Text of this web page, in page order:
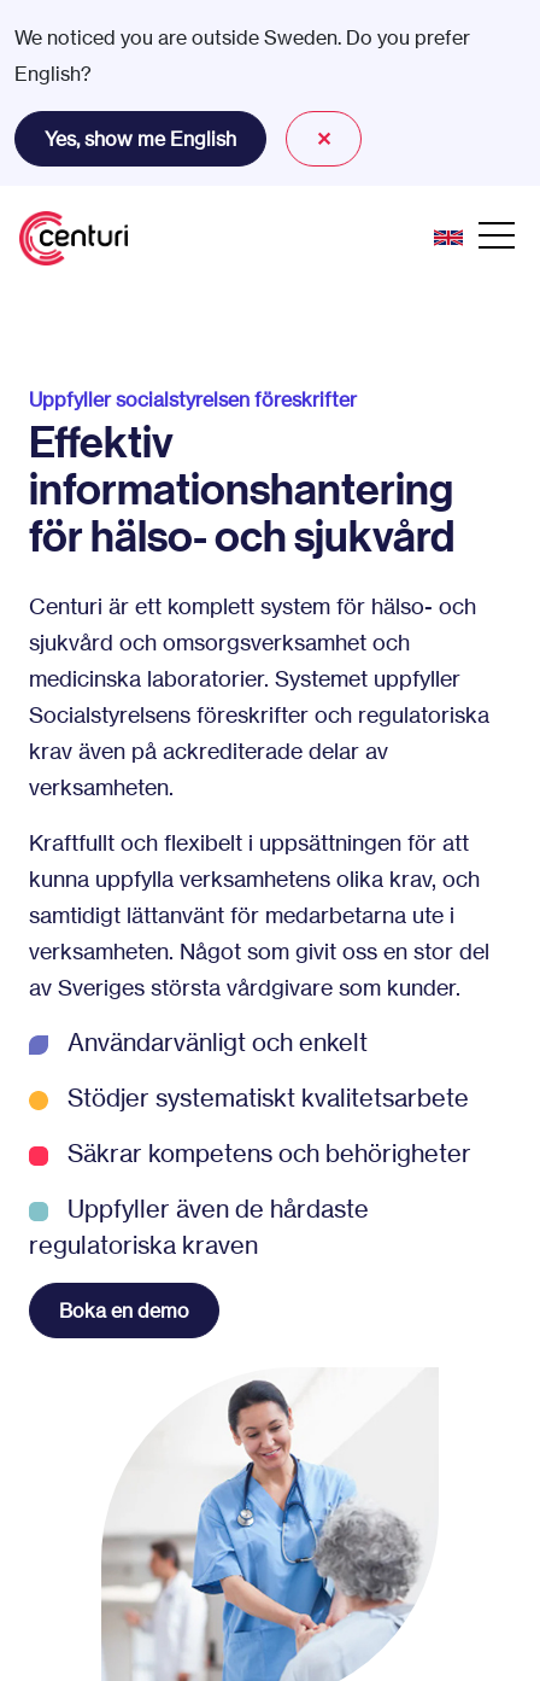
We noticed you are outside Sweden. Do you prefer
English?
Yes, show me English ✕
Uppfyller socialstyrelsen föreskrifter
Effektiv
informationshantering
för hälso- och sjukvård
Centuri är ett komplett system för hälso- och
sjukvård och omsorgsverksamhet och
medicinska laboratorier. Systemet uppfyller
Socialstyrelsens föreskrifter och regulatoriska
krav även på ackrediterade delar av
verksamheten.
Kraftfullt och flexibelt i uppsättningen för att
kunna uppfylla verksamhetens olika krav, och
samtidigt lättanvänt för medarbetarna ute i
verksamheten. Något som givit oss en stor del
av Sveriges största vårdgivare som kunder.
Användarvänligt och enkelt
Stödjer systematiskt kvalitetsarbete
Säkrar kompetens och behörigheter
Uppfyller även de hårdaste
regulatoriska kraven
Boka en demo